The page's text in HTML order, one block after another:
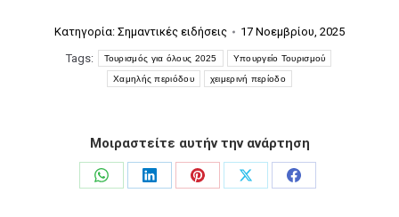
Κατηγορία: Σημαντικές ειδήσεις
17 Νοεμβρίου, 2025
Tags:
Τουρισμός για όλους 2025 Υπουργείο Τουρισμού
Χαμηλής περιόδου χειμερινή περίοδο
Μοιραστείτε αυτήν την ανάρτηση
Share
Share
Share
Share
Share